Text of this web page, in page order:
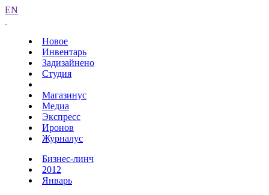
EN
Новое
Инвентарь
Задизайнено
Студия
Магазинус
Медиа
Экспресс
Иронов
Журналус
Бизнес-линч
2012
Январь